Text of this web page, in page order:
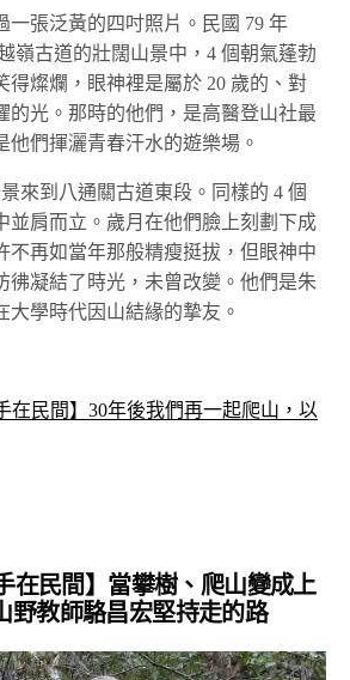
一張泛黃的四吋照片。民國 79 年
嶺古道的壯闊山景中，4 個朝氣蓬勃
得燦爛，眼神裡是屬於 20 歲的、對
的光。那時的他們，是高醫登山社最
他們揮灑青春汗水的遊樂場。
來到八通關古道東段。同樣的 4 個
並肩而立。歲月在他們臉上刻劃下成
不再如當年那般精瘦挺拔，但眼神中
彿凝結了時光，未曾改變。他們是朱
大學時代因山結緣的摯友。
在民間】30年後我們再一起爬山，以
民間】當攀樹、爬山變成上
野教師駱昌宏堅持走的路